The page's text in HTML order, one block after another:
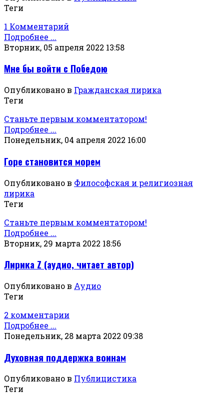
Теги
1 Комментарий
Подробнее ...
Вторник, 05 апреля 2022 13:58
Мне бы войти с Победою
Опубликовано в Гражданская лирика
Теги
Станьте первым комментатором!
Подробнее ...
Понедельник, 04 апреля 2022 16:00
Горе становится морем
Опубликовано в Философская и религиозная
лирика
Теги
Станьте первым комментатором!
Подробнее ...
Вторник, 29 марта 2022 18:56
Лирика Z (аудио, читает автор)
Опубликовано в Аудио
Теги
2 комментарии
Подробнее ...
Понедельник, 28 марта 2022 09:38
Духовная поддержка воинам
Опубликовано в Публицистика
Теги